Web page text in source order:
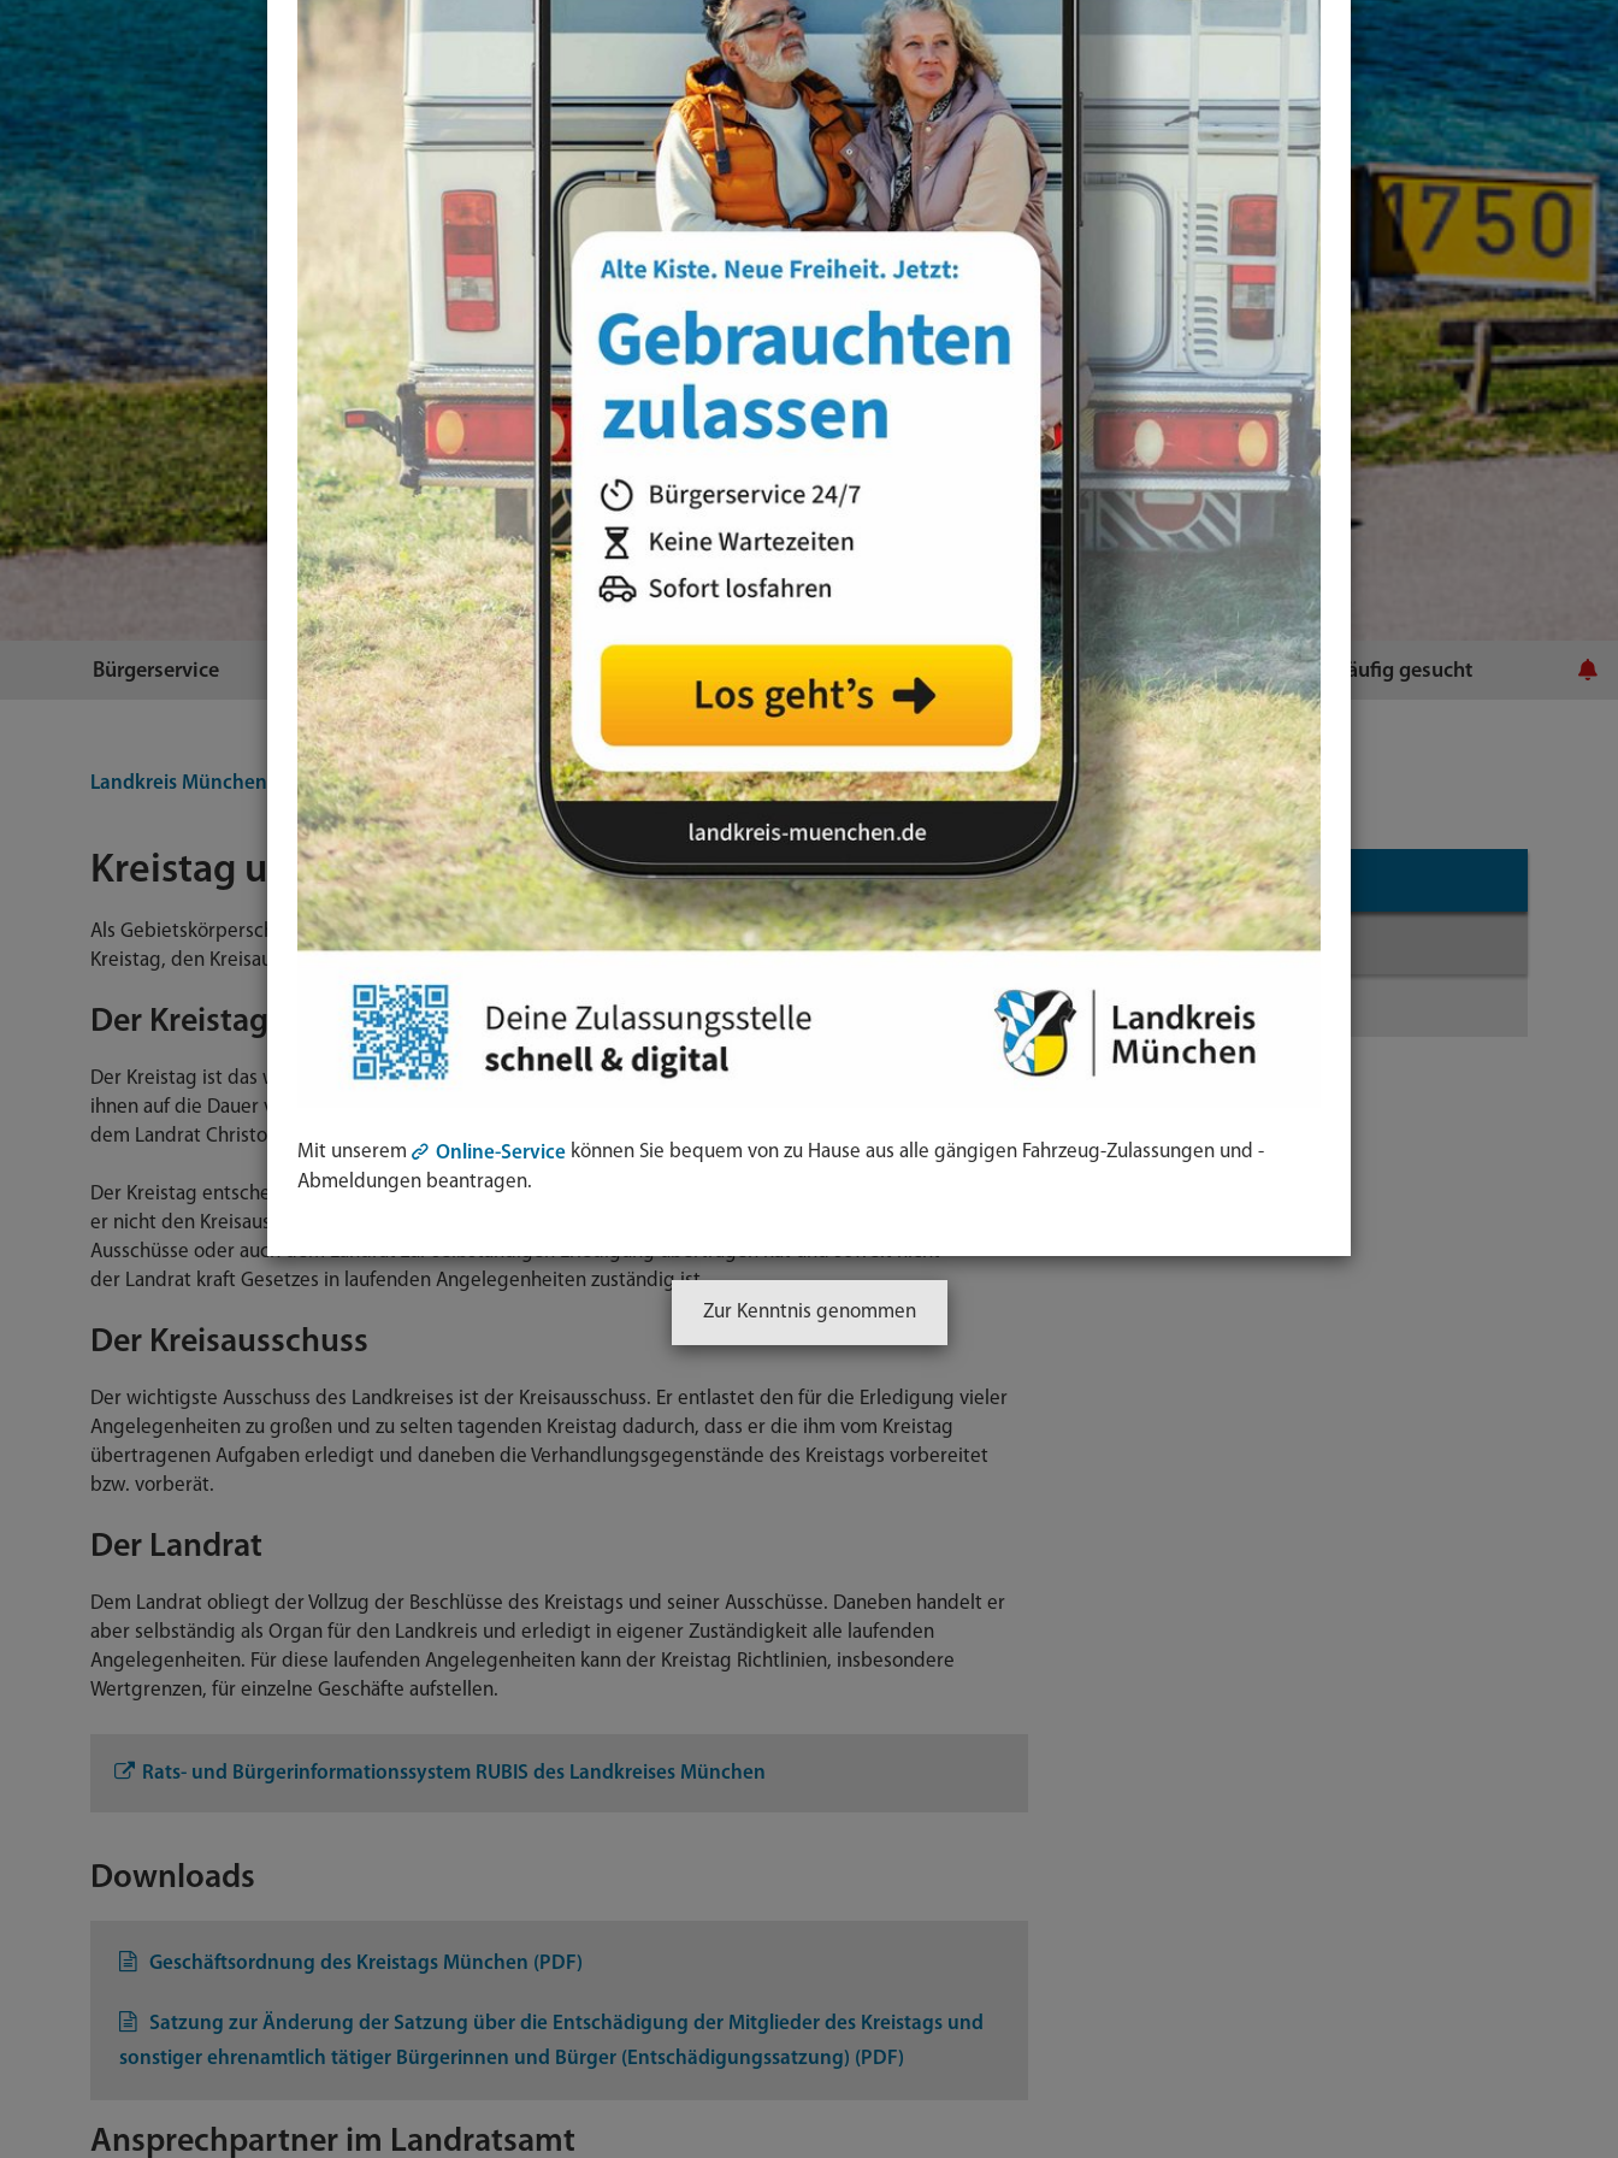
Bürgerservice Themen Landkreis Landratsamt Häufig gesucht
Landkreis München Landkreis Kreistag und Kreisorgane
Kreistag und Kreisorgane
Als Gebietskörperschaft des öffentlichen Rechts handelt der Landkreis München durch seine Organe: den
Kreistag, den Kreisausschuss, sonstige beschließende Ausschüsse und durch den Landrat.
Der Kreistag
Der Kreistag ist das wichtigste Organ des Landkreises. Er ist die Vertretung der Kreisbürger und wird von
ihnen auf die Dauer von sechs Jahren gewählt. Der Kreistag des Landkreises München setzt sich aus
dem Landrat Christoph Göbel und 70 Kreisräten zusammen.
Der Kreistag entscheidet über alle wichtigen und grundsätzlichen Angelegenheiten des Landkreises, sofern
er nicht den Kreisausschuss allgemein für zuständig erklärt hat bzw. nicht bestimmte Aufgaben auf weitere
Ausschüsse oder auch dem Landrat zur selbständigen Erledigung übertragen hat und soweit nicht
der Landrat kraft Gesetzes in laufenden Angelegenheiten zuständig ist.
Der Kreisausschuss
Der wichtigste Ausschuss des Landkreises ist der Kreisausschuss. Er entlastet den für die Erledigung vieler
Angelegenheiten zu großen und zu selten tagenden Kreistag dadurch, dass er die ihm vom Kreistag
übertragenen Aufgaben erledigt und daneben die Verhandlungsgegenstände des Kreistags vorbereitet
bzw. vorberät.
Der Landrat
Dem Landrat obliegt der Vollzug der Beschlüsse des Kreistags und seiner Ausschüsse. Daneben handelt er
aber selbständig als Organ für den Landkreis und erledigt in eigener Zuständigkeit alle laufenden
Angelegenheiten. Für diese laufenden Angelegenheiten kann der Kreistag Richtlinien, insbesondere
Wertgrenzen, für einzelne Geschäfte aufstellen.
Rats- und Bürgerinformationssystem RUBIS des Landkreises München
Downloads
Geschäftsordnung des Kreistags München (PDF)
Satzung zur Änderung der Satzung über die Entschädigung der Mitglieder des Kreistags und
sonstiger ehrenamtlich tätiger Bürgerinnen und Bürger (Entschädigungssatzung) (PDF)
Ansprechpartner im Landratsamt
Landkreis
Kreistag und Kreisorgane
Terminplanung 2026
Mit unserem Online-Service können Sie bequem von zu Hause aus alle gängigen Fahrzeug-Zulassungen und -
Abmeldungen beantragen.
Zur Kenntnis genommen